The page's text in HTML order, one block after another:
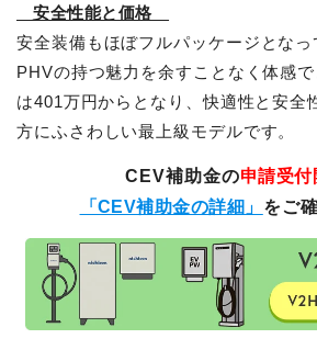
安全性能と価格
安全装備もほぼフルパッケージとな
PHVの持つ魅力を余すことなく体感
は401万円からとなり、快適性と安全
方にふさわしい最上級モデルです。
CEV補助金の申請受付
「CEV補助金の詳細」 をご